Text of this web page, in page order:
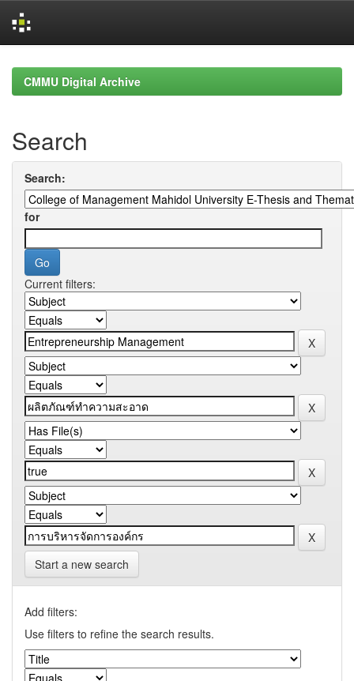
navigationCMMU Digital Archive
Search
Search:
for
Current filters:
Start a new search
Add filters:
Use filters to refine the search results.